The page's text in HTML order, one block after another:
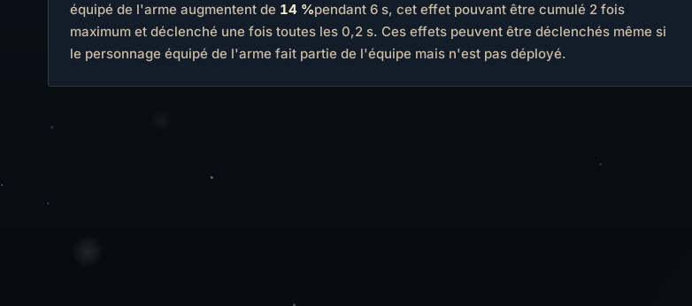
équipé de l'arme augmentent de 14 %pendant 6 s, cet effet pouvant être cumulé 2 fois
maximum et déclenché une fois toutes les 0,2 s. Ces effets peuvent être déclenchés même si
le personnage équipé de l'arme fait partie de l'équipe mais n'est pas déployé.